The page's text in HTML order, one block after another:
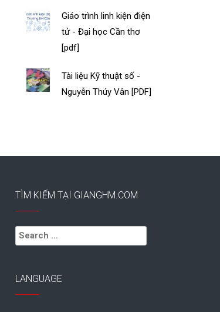
Giáo trình linh kiện điện
tử - Đại học Cần thơ
[pdf]
Tài liệu Kỹ thuật số -
Nguyễn Thúy Vân [PDF]
TÌM KIẾM TẠI GIANGHM.COM
Search
for:
LANGUAGE